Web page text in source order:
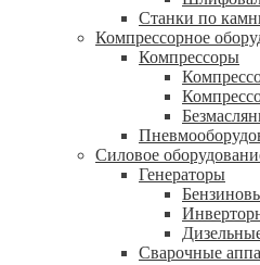
Станки по
Компрессорное
Компрессоры
Силовое
Генераторы
Сварочные